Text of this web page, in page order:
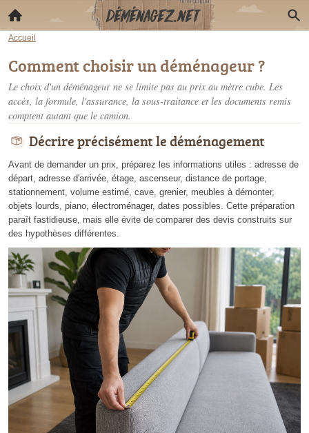
Accueil
Comment choisir un déménageur ?
Le choix d'un déménageur ne se limite pas au prix au mètre cube. Les
accès, la formule, l'assurance, la sous-traitance et les documents remis
comptent autant que le camion.
Décrire précisément le déménagement
Avant de demander un prix, préparez les informations utiles : adresse de
départ, adresse d'arrivée, étage, ascenseur, distance de portage,
stationnement, volume estimé, cave, grenier, meubles à démonter,
objets lourds, piano, électroménager, dates possibles. Cette préparation
paraît fastidieuse, mais elle évite de comparer des devis construits sur
des hypothèses différentes.